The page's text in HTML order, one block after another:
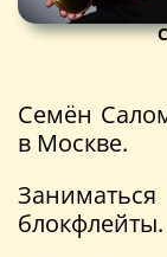
Семён
в Москве.
блокфлейты.